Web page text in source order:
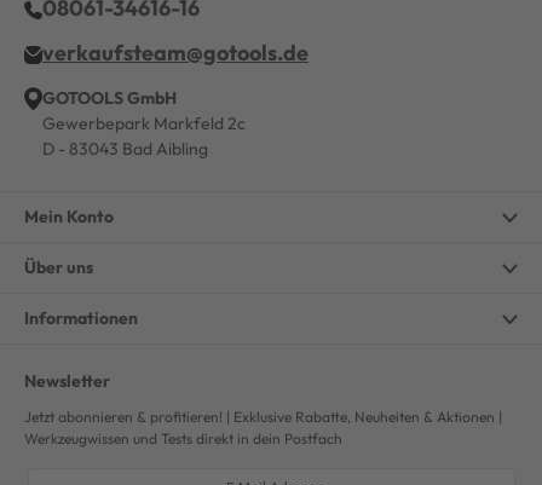
08061-34616-16
verkaufsteam@gotools.de
GOTOOLS GmbH
Gewerbepark Markfeld 2c
D - 83043 Bad Aibling
Mein Konto
Über uns
Informationen
Newsletter
Jetzt abonnieren & profitieren! | Exklusive Rabatte, Neuheiten & Aktionen |
Werkzeugwissen und Tests direkt in dein Postfach